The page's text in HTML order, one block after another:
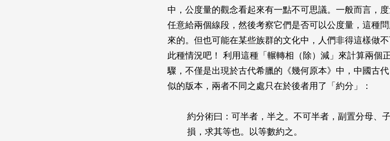
中，公度量的觀念看起來有一點不可思議。一般而言，度
任意給兩個線段，然後考察它們是否可以公度量，這種
來的。但也可能在某些族群的文化中，人們非得這樣做
此種情況吧！ 利用這種「輾轉相（除）減」來計算兩個
驟，不僅是出現於古代希臘的《幾何原本》中，中國古
似的版本，兩者不同之處只在於後者用了「約分」：
約分術曰：可半者，半之。不可半者，副置分母、
損，求其等也。以等數約之。